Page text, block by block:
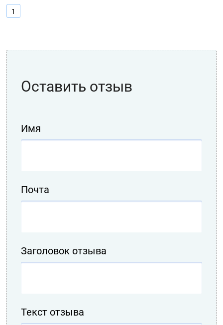
1
Оставить отзыв
Имя
Почта
Заголовок отзыва
Текст отзыва